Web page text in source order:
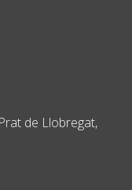
de Llobregat,